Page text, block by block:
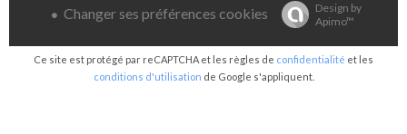
Changer ses préférences cookies
Design by
Apimo™
Ce site est protégé par reCAPTCHA et les règles de confidentialité et les
conditions d'utilisation de Google s'appliquent.